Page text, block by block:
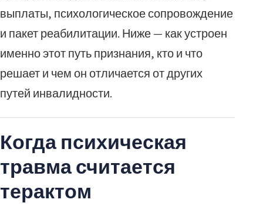
выплаты, психологическое сопровождение
и пакет реабилитации. Ниже — как устроен
именно этот путь признания, кто и что
решает и чем он отличается от других
путей инвалидности.
Когда психическая
травма считается
терактом